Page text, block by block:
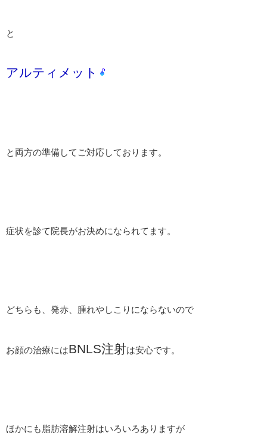
と
アルティメット
と両方の準備してご対応しております。
症状を診て院長がお決めになられてます。
どちらも、発赤、腫れやしこりにならないので
お顔の治療にはBNLS注射は安心です。
ほかにも脂肪溶解注射はいろいろありますが